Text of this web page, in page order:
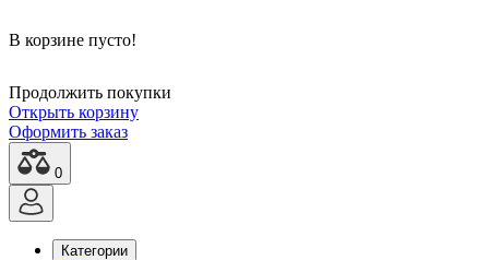
В корзине пусто!
Продолжить покупки
Открыть корзину
Оформить заказ
0
Категории